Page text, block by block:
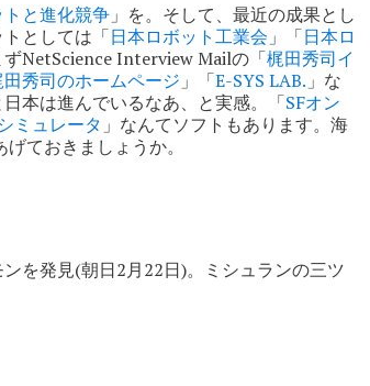
トと進化競争 」を。そして、最近の成果とし
トとしては「日本ロボット工業会 」「日本ロ
ずNetScience Interview Mailの「梶田秀司イ
田秀司のホームページ 」「E-SYS LAB. 」な
日本は進んでいるなあ、と実感。「SFオン
ミュレータ 」なんてソフトもあります。海
げておきましょうか。
を発見(朝日2月22日)。ミシュランの三ツ